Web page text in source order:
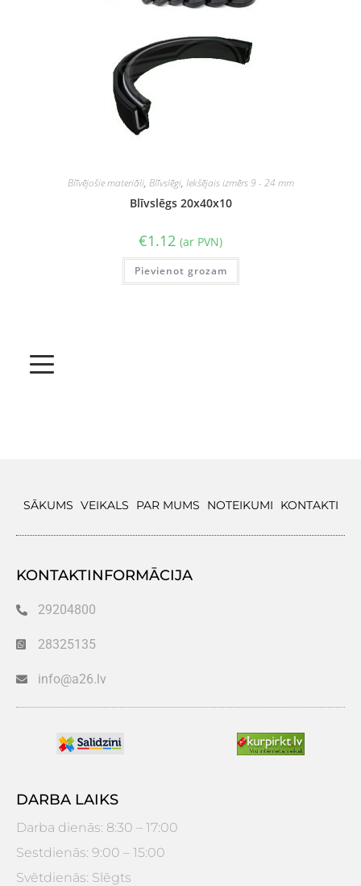
Blīvējošie materiāli, Blīvslēgi, Iekšējais izmērs 9 - 24 mm
Blīvslēgs 20x40x10
€1.12 (ar PVN)
Pievienot grozam
SĀKUMS VEIKALS PAR MUMS NOTEIKUMI KONTAKTI
KONTAKTINFORMĀCIJA
29204800
28325135
info@a26.lv
DARBA LAIKS
Darba dienās: 8:30 – 17:00
Sestdienās: 9:00 – 15:00
Svētdienās: Slēgts